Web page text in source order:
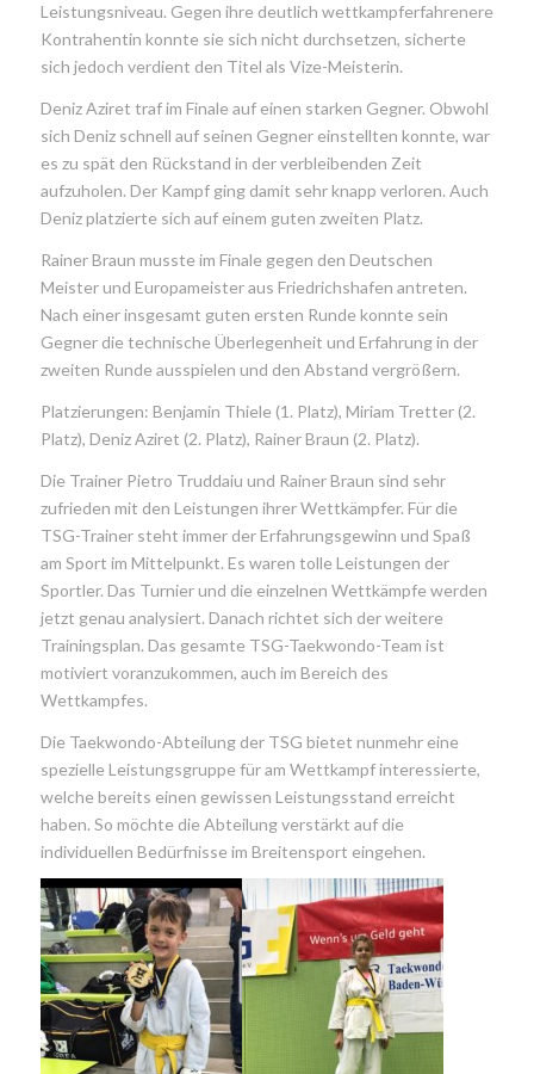
Leistungsniveau. Gegen ihre deutlich wettkampferfahrenere
Kontrahentin konnte sie sich nicht durchsetzen, sicherte
sich jedoch verdient den Titel als Vize-Meisterin.
Deniz Aziret traf im Finale auf einen starken Gegner. Obwohl
sich Deniz schnell auf seinen Gegner einstellten konnte, war
es zu spät den Rückstand in der verbleibenden Zeit
aufzuholen. Der Kampf ging damit sehr knapp verloren. Auch
Deniz platzierte sich auf einem guten zweiten Platz.
Rainer Braun musste im Finale gegen den Deutschen
Meister und Europameister aus Friedrichshafen antreten.
Nach einer insgesamt guten ersten Runde konnte sein
Gegner die technische Überlegenheit und Erfahrung in der
zweiten Runde ausspielen und den Abstand vergrößern.
Platzierungen: Benjamin Thiele (1. Platz), Miriam Tretter (2.
Platz), Deniz Aziret (2. Platz), Rainer Braun (2. Platz).
Die Trainer Pietro Truddaiu und Rainer Braun sind sehr
zufrieden mit den Leistungen ihrer Wettkämpfer. Für die
TSG-Trainer steht immer der Erfahrungsgewinn und Spaß
am Sport im Mittelpunkt. Es waren tolle Leistungen der
Sportler. Das Turnier und die einzelnen Wettkämpfe werden
jetzt genau analysiert. Danach richtet sich der weitere
Trainingsplan. Das gesamte TSG-Taekwondo-Team ist
motiviert voranzukommen, auch im Bereich des
Wettkampfes.
Die Taekwondo-Abteilung der TSG bietet nunmehr eine
spezielle Leistungsgruppe für am Wettkampf interessierte,
welche bereits einen gewissen Leistungsstand erreicht
haben. So möchte die Abteilung verstärkt auf die
individuellen Bedürfnisse im Breitensport eingehen.